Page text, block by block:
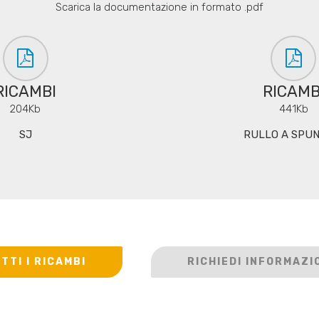
Scarica la documentazione in formato .pdf
204Kb
SJ
441Kb
RULLO A
I RICAMBI RICHIEDI